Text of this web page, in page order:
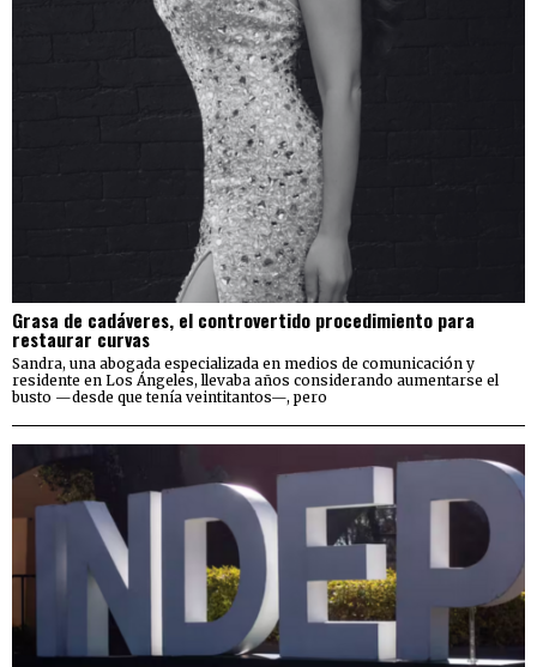
Grasa de cadáveres, el controvertido procedimiento para
restaurar curvas
Sandra, una abogada especializada en medios de comunicación y
residente en Los Ángeles, llevaba años considerando aumentarse el
busto —desde que tenía veintitantos—, pero